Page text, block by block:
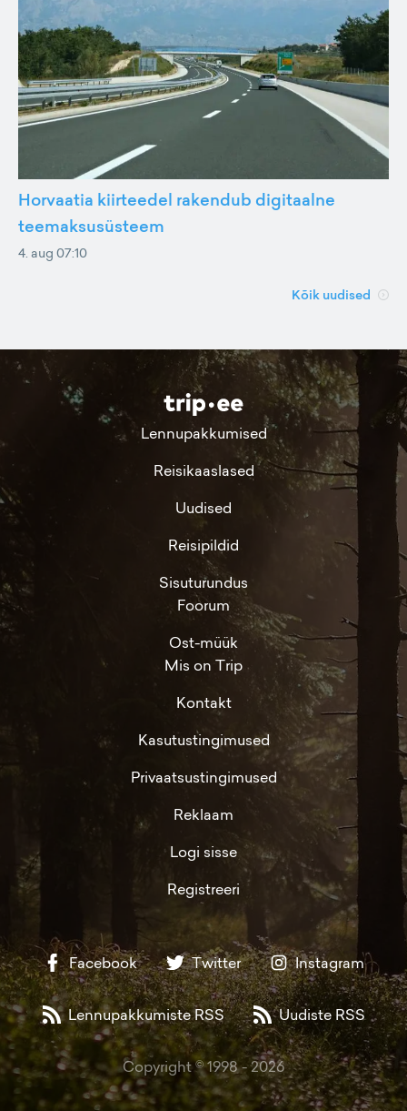
Horvaatia kiirteedel rakendub digitaalne
teemaksusüsteem
4. aug 07:10
Kõik uudised
Lennupakkumised
Reisikaaslased
Uudised
Reisipildid
Sisuturundus
Foorum
Ost-müük
Mis on Trip
Kontakt
Kasutustingimused
Privaatsustingimused
Reklaam
Logi sisse
Registreeri
Facebook Twitter Instagram
Lennupakkumiste RSS Uudiste RSS
Copyright © 1998 -2026